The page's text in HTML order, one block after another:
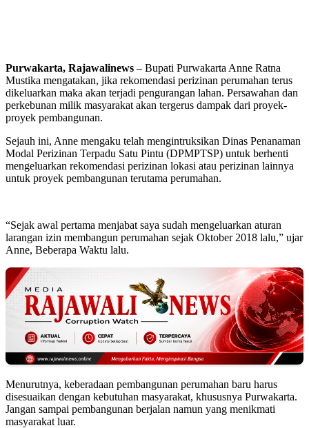
Purwakarta, Rajawalinews – Bupati Purwakarta Anne Ratna
Mustika mengatakan, jika rekomendasi perizinan perumahan terus
dikeluarkan maka akan terjadi pengurangan lahan. Persawahan dan
perkebunan milik masyarakat akan tergerus dampak dari proyek-
proyek pembangunan.
Sejauh ini, Anne mengaku telah mengintruksikan Dinas Penanaman
Modal Perizinan Terpadu Satu Pintu (DPMPTSP) untuk berhenti
mengeluarkan rekomendasi perizinan lokasi atau perizinan lainnya
untuk proyek pembangunan terutama perumahan.
“Sejak awal pertama menjabat saya sudah mengeluarkan aturan
larangan izin membangun perumahan sejak Oktober 2018 lalu,” ujar
Anne, Beberapa Waktu lalu.
Menurutnya, keberadaan pembangunan perumahan baru harus
disesuaikan dengan kebutuhan masyarakat, khususnya Purwakarta.
Jangan sampai pembangunan berjalan namun yang menikmati
masyarakat luar.